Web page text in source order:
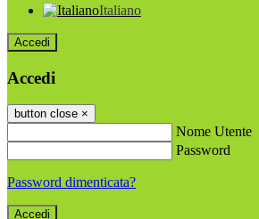
Italiano
Accedi
Accedi
button close ×
Nome Utente
Password
Password dimenticata?